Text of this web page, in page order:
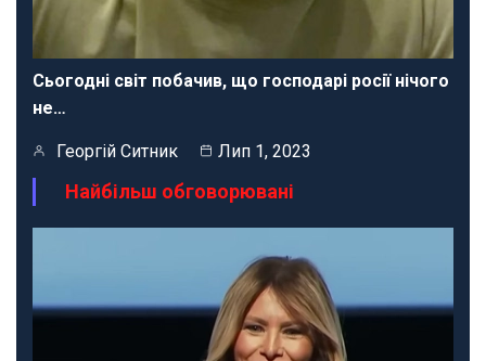
Сьогодні світ побачив, що господарі росії нічого
не…
Георгій Ситник Лип 1, 2023
Найбільш обговорювані